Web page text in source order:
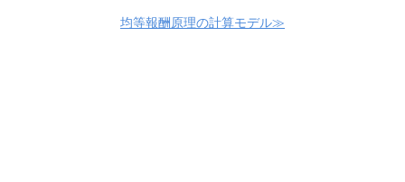
均等報酬原理の計算モデル≫